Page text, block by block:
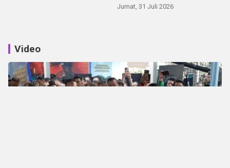
Jumat, 31 Juli 2026
Video